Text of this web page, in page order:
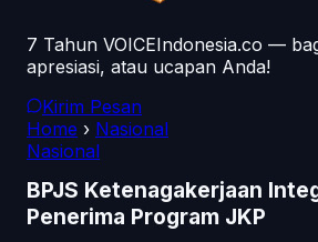
7 Tahun VOICEIndonesia.co —
apresiasi, atau ucapan Anda!
Kirim Pesan
Home › Nasional
Nasional
BPJS Ketenagakerjaan
Penerima Program JKP